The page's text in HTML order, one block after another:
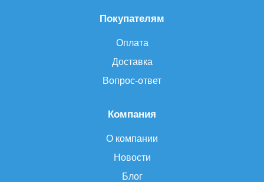
Компания
О компании
Новости
Блог
Покупателям
Оплата
Доставка
Вопрос-ответ